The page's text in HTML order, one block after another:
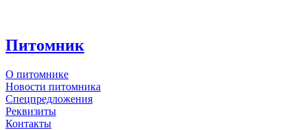
Питомник
О питомнике
Новости питомника
Спецпредложения
Реквизиты
Контакты